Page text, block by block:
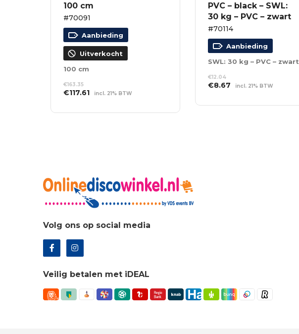
100 cm
#70091
Aanbieding
Uitverkocht
100 cm
€163.35
Oorspronkelijke
was:
€117.61Huidige
is:
incl. 21% BTW
PVC – black – SWL:
30 kg – PVC – zwart
#70114
Aanbieding
SWL: 30 kg – PVC – zwart
€12.04
Oorspronkelijke
was:
€8.67 Huidige
is:
incl. 21% BTW
WINKELWAGEN
Volg ons op social media
Veilig betalen met iDEAL